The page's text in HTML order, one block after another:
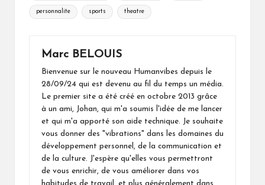
personnalite sports theatre
Marc BELOUIS
Bienvenue sur le nouveau Humanvibes depuis le
28/09/24 qui est devenu au fil du temps un média.
Le premier site a été créé en octobre 2013 grâce
à un ami, Johan, qui m'a soumis l'idée de me lancer
et qui m'a apporté son aide technique. Je souhaite
vous donner des "vibrations" dans les domaines du
développement personnel, de la communication et
de la culture. J'espère qu'elles vous permettront
de vous enrichir, de vous améliorer dans vos
habitudes de travail, et plus généralement dans